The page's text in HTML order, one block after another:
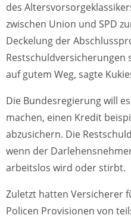
des
zwischen Union und SPD
Deckelung der
Restschuldversicherungen
auf gutem Weg, sagte
Die Bundesregierung will
machen, einen Kredit
abzusichern. Die
wenn der
arbeitslos wird oder stirbt.
Zuletzt hatten Versicherer
Policen Provisionen von